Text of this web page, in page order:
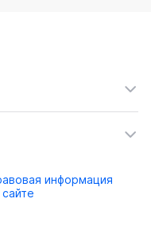
информация